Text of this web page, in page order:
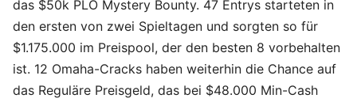
das $50k PLO Mystery Bounty. 47 Entrys starteten in
den ersten von zwei Spieltagen und sorgten so für
$1.175.000 im Preispool, der den besten 8 vorbehalten
ist. 12 Omaha-Cracks haben weiterhin die Chance auf
das Reguläre Preisgeld, das bei $48.000 Min-Cash